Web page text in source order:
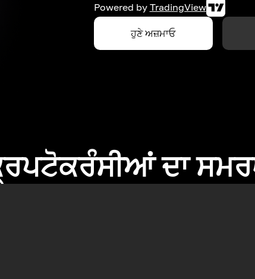
Powered by TradingView
ਹੁਣੇ ਅਜ਼ਮਾਓ
ਦਾ